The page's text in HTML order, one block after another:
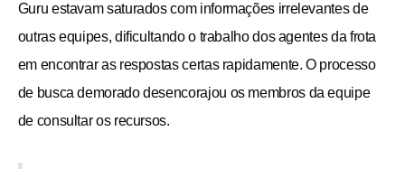
Guru estavam saturados com informações irrelevantes de
outras equipes, dificultando o trabalho dos agentes da frota
em encontrar as respostas certas rapidamente. O processo
de busca demorado desencorajou os membros da equipe
de consultar os recursos.